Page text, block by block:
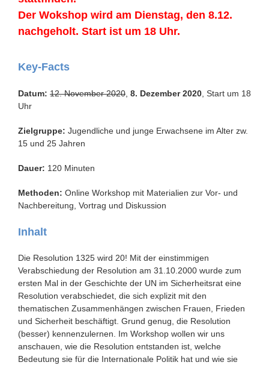
Der Wokshop wird am Dienstag, den 8.12.
nachgeholt. Start ist um 18 Uhr.
Key-Facts
Datum: 12. November 2020 8. Dezember 2020 , Start um 18
Uhr
Zielgruppe: Jugendliche und junge Erwachsene im Alter zw.
15 und 25 Jahren
Dauer: 120 Minuten
Methoden: Online Workshop mit Materialien zur Vor- und
Nachbereitung, Vortrag und Diskussion
Inhalt
Die Resolution 1325 wird 20! Mit der einstimmigen
Verabschiedung der Resolution am 31.10.2000 wurde zum
ersten Mal in der Geschichte der UN im Sicherheitsrat eine
Resolution verabschiedet, die sich explizit mit den
thematischen Zusammenhängen zwischen Frauen, Frieden
und Sicherheit beschäftigt. Grund genug, die Resolution
(besser) kennenzulernen. Im Workshop wollen wir uns
anschauen, wie die Resolution entstanden ist, welche
Bedeutung sie für die Internationale Politik hat und wie sie